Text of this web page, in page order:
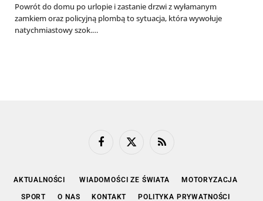
Powrót do domu po urlopie i zastanie drzwi z wyłamanym
zamkiem oraz policyjną plombą to sytuacja, która wywołuje
natychmiastowy szok.…
FacebookX
RSS
AKTUALNOŚCI WIADOMOŚCI ZE ŚWIATA MOTORYZACJA
SPORT O NAS KONTAKT POLITYKA PRYWATNOŚCI